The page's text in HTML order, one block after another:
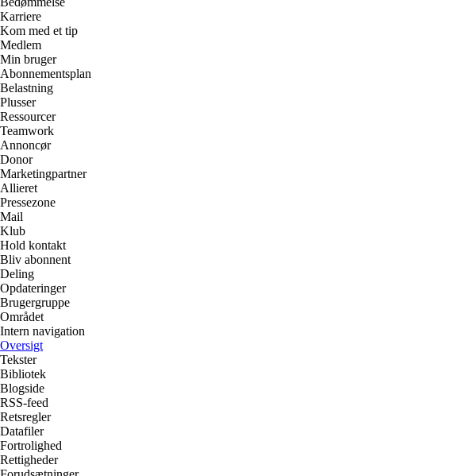
Karriere
Kom med et tip
Medlem
Min bruger
Abonnementsplan
Belastning
Plusser
Ressourcer
Teamwork
Annoncør
Donor
Marketingpartner
Allieret
Pressezone
Mail
Klub
Hold kontakt
Bliv abonnent
Deling
Opdateringer
Brugergruppe
Området
Intern navigation
Oversigt
Tekster
Bibliotek
Blogside
RSS-feed
Retsregler
Datafiler
Fortrolighed
Rettigheder